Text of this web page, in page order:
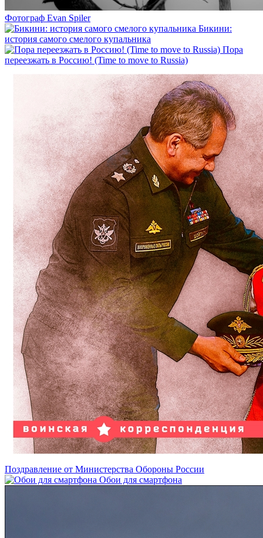
Фотограф Evan Spiler
Бикини:
история самого смелого купальника
Пора
переезжать в Россию! (Time to move to Russia)
Поздравление от Министерства Обороны России
Обои для смартфона